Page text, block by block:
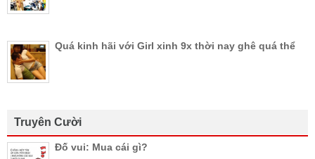
Quá kinh hãi với Girl xinh 9x thời nay ghê quá thể
Truyên Cười
Đố vui: Mua cái gì?